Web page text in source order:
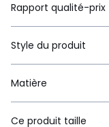
Rapport qualité-prix
Style du produit
Matière
Ce produit taille